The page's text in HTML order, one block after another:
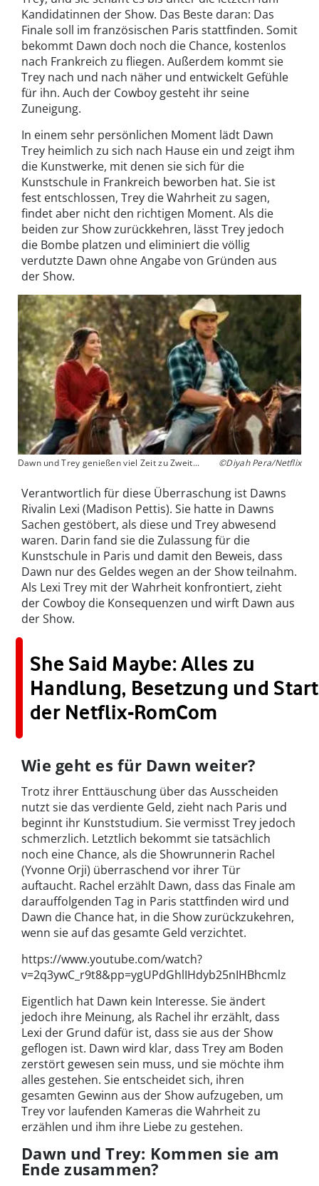
Kandidatinnen der Show. Das Beste daran: Das
Finale soll im französischen Paris stattfinden. Somit
bekommt Dawn doch noch die Chance, kostenlos
nach Frankreich zu fliegen. Außerdem kommt sie
Trey nach und nach näher und entwickelt Gefühle
für ihn. Auch der Cowboy gesteht ihr seine
Zuneigung.
In einem sehr persönlichen Moment lädt Dawn
Trey heimlich zu sich nach Hause ein und zeigt ihm
die Kunstwerke, mit denen sie sich für die
Kunstschule in Frankreich beworben hat. Sie ist
fest entschlossen, Trey die Wahrheit zu sagen,
findet aber nicht den richtigen Moment. Als die
beiden zur Show zurückkehren, lässt Trey jedoch
die Bombe platzen und eliminiert die völlig
verdutzte Dawn ohne Angabe von Gründen aus
der Show.
Dawn und Trey genießen viel Zeit zu Zweit... ©Diyah Pera/Netflix
Verantwortlich für diese Überraschung ist Dawns
Rivalin Lexi (Madison Pettis). Sie hatte in Dawns
Sachen gestöbert, als diese und Trey abwesend
waren. Darin fand sie die Zulassung für die
Kunstschule in Paris und damit den Beweis, dass
Dawn nur des Geldes wegen an der Show teilnahm.
Als Lexi Trey mit der Wahrheit konfrontiert, zieht
der Cowboy die Konsequenzen und wirft Dawn aus
der Show.
She Said Maybe: Alles zu
Handlung, Besetzung und Start
der Netflix-RomCom
Wie geht es für Dawn weiter?
Trotz ihrer Enttäuschung über das Ausscheiden
nutzt sie das verdiente Geld, zieht nach Paris und
beginnt ihr Kunststudium. Sie vermisst Trey jedoch
schmerzlich. Letztlich bekommt sie tatsächlich
noch eine Chance, als die Showrunnerin Rachel
(Yvonne Orji) überraschend vor ihrer Tür
auftaucht. Rachel erzählt Dawn, dass das Finale am
darauffolgenden Tag in Paris stattfinden wird und
Dawn die Chance hat, in die Show zurückzukehren,
wenn sie auf das gesamte Geld verzichtet.
https://www.youtube.com/watch?
v=2q3ywC_r9t8&pp=ygUPdGhlIHdyb25nIHBhcmlz
Eigentlich hat Dawn kein Interesse. Sie ändert
jedoch ihre Meinung, als Rachel ihr erzählt, dass
Lexi der Grund dafür ist, dass sie aus der Show
geflogen ist. Dawn wird klar, dass Trey am Boden
zerstört gewesen sein muss, und sie möchte ihm
alles gestehen. Sie entscheidet sich, ihren
gesamten Gewinn aus der Show aufzugeben, um
Trey vor laufenden Kameras die Wahrheit zu
erzählen und ihm ihre Liebe zu gestehen.
Dawn und Trey: Kommen sie am
Ende zusammen?